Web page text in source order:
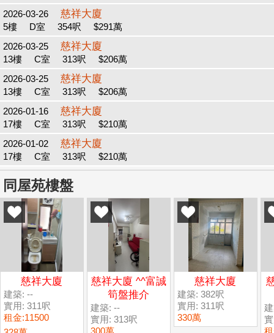
2026-03-26
慈祥大廈
5樓 D室 354呎
$291萬
2026-03-25
慈祥大廈
13樓 C室 313呎
$206萬
2026-03-25
慈祥大廈
13樓 C室 313呎
$206萬
2026-01-16
慈祥大廈
17樓 C室 313呎
$210萬
2026-01-02
慈祥大廈
17樓 C室 313呎 $210萬
同屋苑樓盤
慈祥大廈
建築: --
實用: 311呎
租金:11500
慈祥大廈 ^^富誠
筍盤推介
建築: --
實用: 313呎
300萬
慈祥大廈
建築: 382呎
實用: 311呎
330萬